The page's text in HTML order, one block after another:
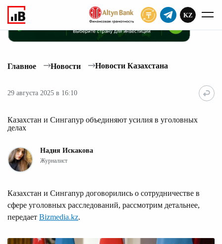
KZ
Главное Новости Новости Казахстана
29 августа 2025 в 16:10
Казахстан и Сингапур объединяют усилия в уголовных
делах
Надия Искакова
Журналист
Казахстан и Сингапур договорились о сотрудничестве в
сфере уголовных расследований, рассмотрим детальнее,
передает Bizmedia.kz.